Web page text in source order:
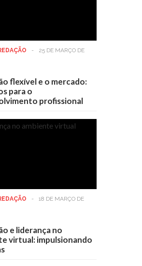
-
25 DE MARÇO DE
flexível e o mercado:
para o
profissional
-
18 DE MARÇO DE
e liderança no
virtual: impulsionando